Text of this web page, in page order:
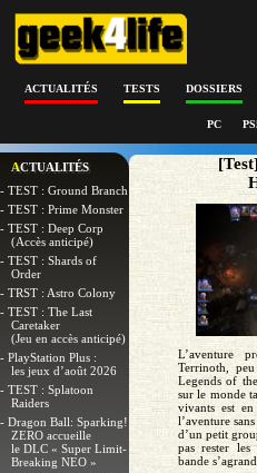
ACTUALITÉS TESTS DOSSIERS
PC
ACTUALITÉS
- TEST : Ground Branch
- TEST : Prime Monster
- TEST : Deep Corp
(Accès anticipé)
- TEST : Shards of
Order
- TRST : Astro Colony
- TEST : The Last
Caretaker
(Jeu en accès anticipé)
- PlayStation Plus :
les jeux d’août 2026
- TEST : Splatoon
Raiders
- Dragon Ball: Sparking!
ZERO accueille
le DLC « Super Limit-
Breaking NEO »
L’aventure
Terrinoth,
Legends of
sur le monde
vivants est
l’aventure
d’un petit
pas rester
bande